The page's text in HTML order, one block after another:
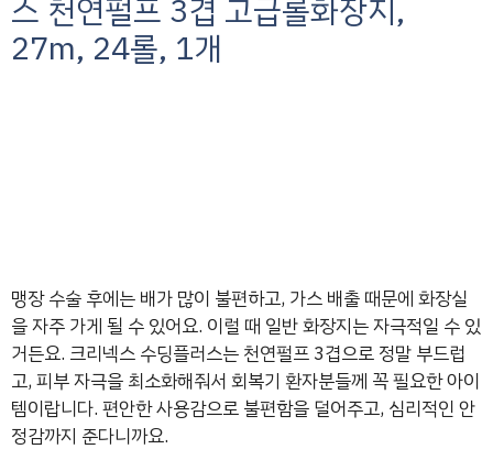
스 천연펄프 3겹 고급롤화장지,
27m, 24롤, 1개
맹장 수술 후에는 배가 많이 불편하고, 가스 배출 때문에 화장실
을 자주 가게 될 수 있어요. 이럴 때 일반 화장지는 자극적일 수 있
거든요. 크리넥스 수딩플러스는 천연펄프 3겹으로 정말 부드럽
고, 피부 자극을 최소화해줘서 회복기 환자분들께 꼭 필요한 아이
템이랍니다. 편안한 사용감으로 불편함을 덜어주고, 심리적인 안
정감까지 준다니까요.